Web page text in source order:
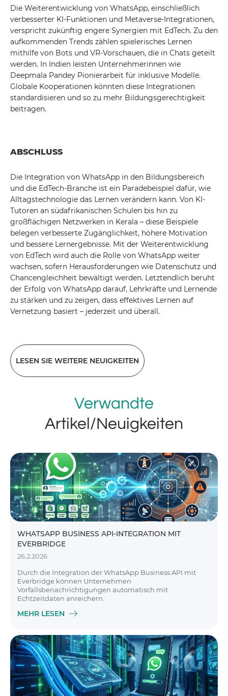
Die Weiterentwicklung von WhatsApp, einschließlich
verbesserter KI-Funktionen und Metaverse-Integrationen,
verspricht zukünftig engere Synergien mit EdTech. Zu den
aufkommenden Trends zählen spielerisches Lernen
mithilfe von Bots und VR-Vorschauen, die in Chats geteilt
werden. In Indien leisten Unternehmerinnen wie
Deepmala Pandey Pionierarbeit für inklusive Modelle.
Globale Kooperationen könnten diese Integrationen
standardisieren und so zu mehr Bildungsgerechtigkeit
beitragen.
ABSCHLUSS
Die Integration von WhatsApp in den Bildungsbereich
und die EdTech-Branche ist ein Paradebeispiel dafür, wie
Alltagstechnologie das Lernen verändern kann. Von KI-
Tutoren an südafrikanischen Schulen bis hin zu
großflächigen Netzwerken in Kerala – diese Beispiele
belegen verbesserte Zugänglichkeit, höhere Motivation
und bessere Lernergebnisse. Mit der Weiterentwicklung
von EdTech wird auch die Rolle von WhatsApp weiter
wachsen, sofern Herausforderungen wie Datenschutz und
Chancengleichheit bewältigt werden. Letztendlich beruht
der Erfolg von WhatsApp darauf, Lehrkräfte und Lernende
zu stärken und zu zeigen, dass effektives Lernen auf
Vernetzung basiert – jederzeit und überall.
LESEN SIE WEITERE NEUIGKEITEN
Verwandte
Artikel/Neuigkeiten
WHATSAPP BUSINESS API-INTEGRATION MIT
EVERBRIDGE
26.2.2026
Durch die Integration der WhatsApp Business API mit
Everbridge können Unternehmen
Vorfallsbenachrichtigungen automatisch mit
Echtzeitdaten anreichern.
MEHR LESEN